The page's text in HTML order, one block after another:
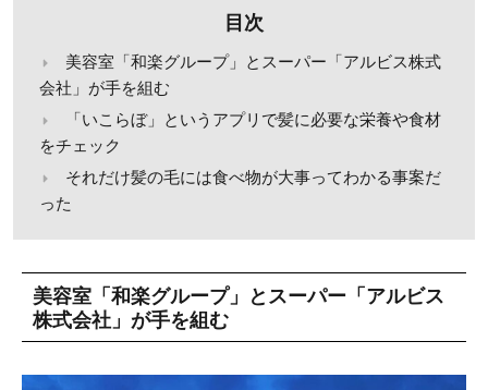
目次
美容室「和楽グループ」とスーパー「アルビス株式
会社」が手を組む
「いこらぼ」というアプリで髪に必要な栄養や食材
をチェック
それだけ髪の毛には食べ物が大事ってわかる事案だ
った
美容室「和楽グループ」とスーパー「アルビス
株式会社」が手を組む